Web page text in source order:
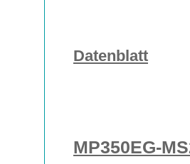
Datenblatt
MP350EG-